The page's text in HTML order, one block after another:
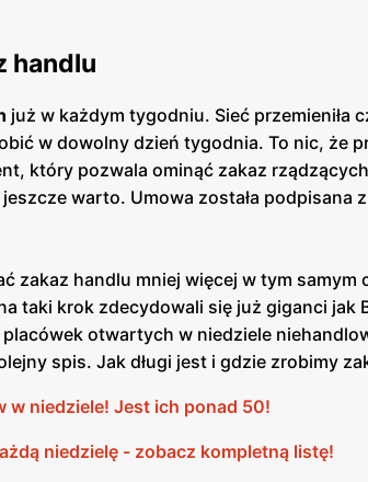
handlu
już w każdym tygodniu. Sieć
w dowolny dzień tygodnia. To nic, że
który pozwala ominąć zakaz
warto. Umowa została podpisana
zakaz handlu mniej więcej w tym
taki krok zdecydowali się już giganci jak
otwartych w niedziele
spis. Jak długi jest i gdzie zrobimy
w niedziele! Jest ich ponad 50!
niedzielę - zobacz kompletną listę!